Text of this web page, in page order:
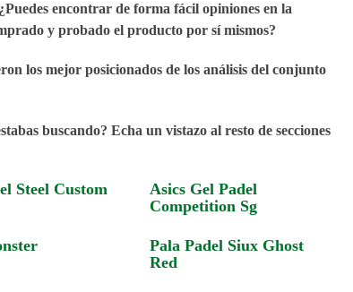
encontrar de forma fácil opiniones en la
y probado el producto por sí mismos?
los mejor posicionados de los análisis del conjunto
buscando? Echa un vistazo al resto de secciones
Steel Custom
Asics Gel Padel
Competition Sg
Pala Padel Siux Ghost
Red